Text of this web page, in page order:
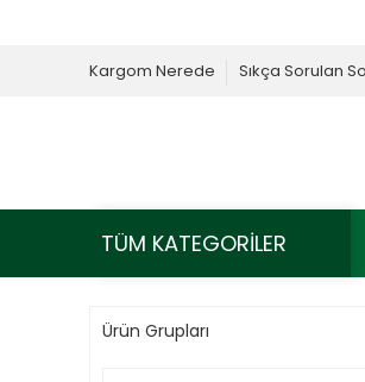
Kargom Nerede Sıkça Sorulan
TÜM KATEGORİLER
Ürün Grupları